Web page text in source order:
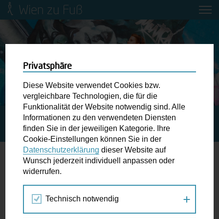
Wien zu Fuß
Mobilitätsbildung für Kinder und
Jugendliche
Ringstraße-Neugestaltung
Wiener Fußwegekarte
Newsletter abonnieren
Wunschbox
der Ampel ...
STARTSEITE SPAZIERGANG KALENDER
GEMEINSAM
SPAZIERGANG ZU GRÜNES PENZING PLANEN
21.
MÄR
2024
Privatsphäre
Diese Website verwendet Cookies bzw.
vergleichbare Technologien, die für die
Funktionalität der Website notwendig sind. Alle
Informationen zu den verwendeten Diensten
finden Sie in der jeweiligen Kategorie. Ihre
Cookie-Einstellungen können Sie in der
Datenschutzerklärung dieser Website auf
Wunsch jederzeit individuell anpassen oder
widerrufen.
Technisch notwendig